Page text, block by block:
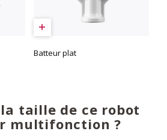
Batteur plat
taille de ce robot
multifonction ?